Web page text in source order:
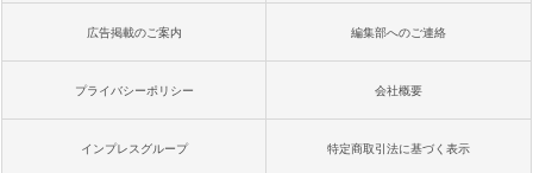
広告掲載のご案内 編集部へのご連絡
プライバシーポリシー 会社概要
インプレスグループ 特定商取引法に基づく表示